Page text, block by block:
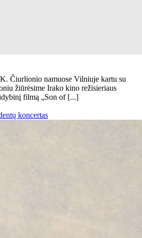
Čiurlionio namuose Vilniuje kartu su
žiūrėsime Irako kino režisieriaus
filmą „Son of [...]
koncertas